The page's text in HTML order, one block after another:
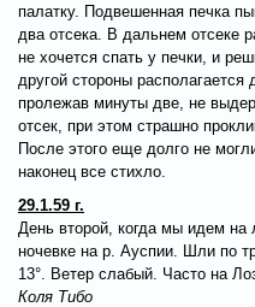
палатку. Подвешенная печка
два отсека.
В дальнем отсеке
не хочется спать у печки, и
другой стороны
пролежав минуты две, не
отсек, при этом страшно
После этого еще долго не
наконец все стихло.
29.1.59 г.
День второй, когда мы идем
ночевке на р. Ауспии. Шли по
13°. Ветер слабый. Часто на
Коля Тибо